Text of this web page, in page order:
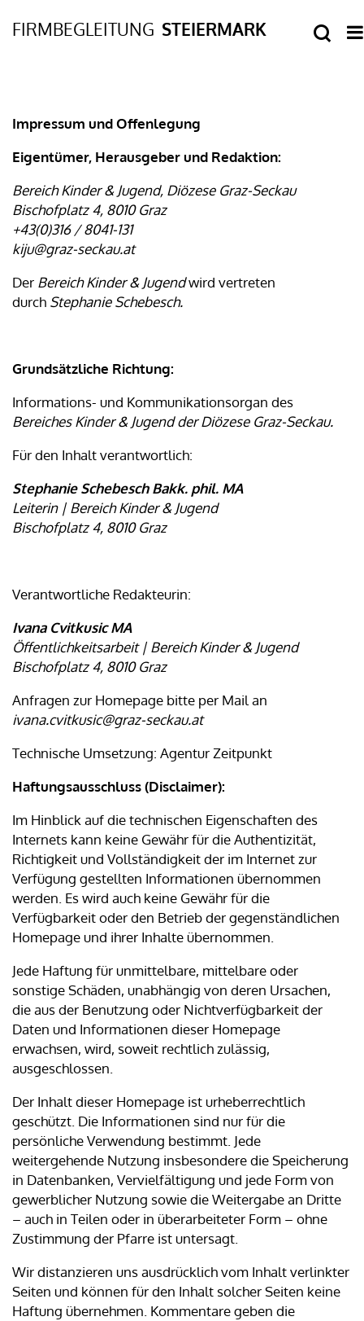
Impressum und Offenlegung
Eigentümer, Herausgeber und Redaktion:
Bereich Kinder & Jugend, Diözese Graz-Seckau
Bischofplatz 4, 8010 Graz
+43(0)316 / 8041-131
kiju@graz-seckau.at
Der Bereich Kinder & Jugendwird vertreten
durch Stephanie Schebesch.
Grundsätzliche Richtung:
Informations- und Kommunikationsorgan des
Bereiches Kinder & Jugend der Diözese Graz-Seckau.
Für den Inhalt verantwortlich:
Stephanie Schebesch Bakk. phil. MA
Leiterin | Bereich Kinder & Jugend
Bischofplatz 4, 8010 Graz
Verantwortliche Redakteurin:
Ivana Cvitkusic MA
Öffentlichkeitsarbeit | Bereich Kinder & Jugend
Bischofplatz 4, 8010 Graz
Anfragen zur Homepage bitte per Mail an
ivana.cvitkusic@graz-seckau.at
Technische Umsetzung: Agentur Zeitpunkt
Haftungsausschluss (Disclaimer):
Im Hinblick auf die technischen Eigenschaften des
Internets kann keine Gewähr für die Authentizität,
Richtigkeit und Vollständigkeit der im Internet zur
Verfügung gestellten Informationen übernommen
werden. Es wird auch keine Gewähr für die
Verfügbarkeit oder den Betrieb der gegenständlichen
Homepage und ihrer Inhalte übernommen.
Jede Haftung für unmittelbare, mittelbare oder
sonstige Schäden, unabhängig von deren Ursachen,
die aus der Benutzung oder Nichtverfügbarkeit der
Daten und Informationen dieser Homepage
erwachsen, wird, soweit rechtlich zulässig,
ausgeschlossen.
Der Inhalt dieser Homepage ist urheberrechtlich
geschützt. Die Informationen sind nur für die
persönliche Verwendung bestimmt. Jede
weitergehende Nutzung insbesondere die Speicherung
in Datenbanken, Vervielfältigung und jede Form von
gewerblicher Nutzung sowie die Weitergabe an Dritte
– auch in Teilen oder in überarbeiteter Form – ohne
Zustimmung der Pfarre ist untersagt.
Wir distanzieren uns ausdrücklich vom Inhalt verlinkter
Seiten und können für den Inhalt solcher Seiten keine
Haftung übernehmen. Kommentare geben die